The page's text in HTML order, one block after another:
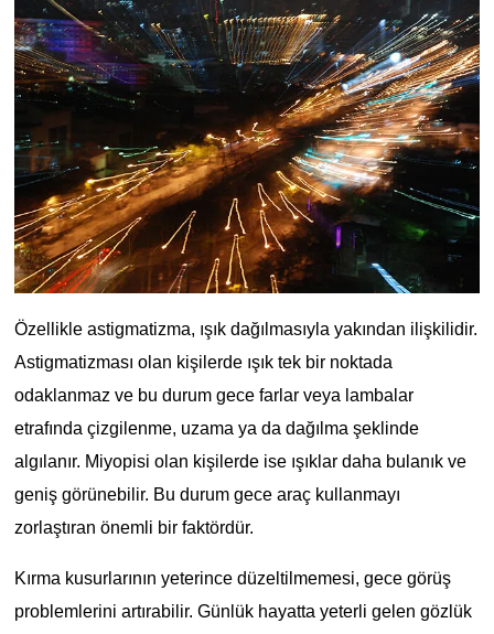
Özellikle astigmatizma, ışık dağılmasıyla yakından ilişkilidir.
Astigmatizması olan kişilerde ışık tek bir noktada
odaklanmaz ve bu durum gece farlar veya lambalar
etrafında çizgilenme, uzama ya da dağılma şeklinde
algılanır. Miyopisi olan kişilerde ise ışıklar daha bulanık ve
geniş görünebilir. Bu durum gece araç kullanmayı
zorlaştıran önemli bir faktördür.
Kırma kusurlarının yeterince düzeltilmemesi, gece görüş
problemlerini artırabilir. Günlük hayatta yeterli gelen gözlük